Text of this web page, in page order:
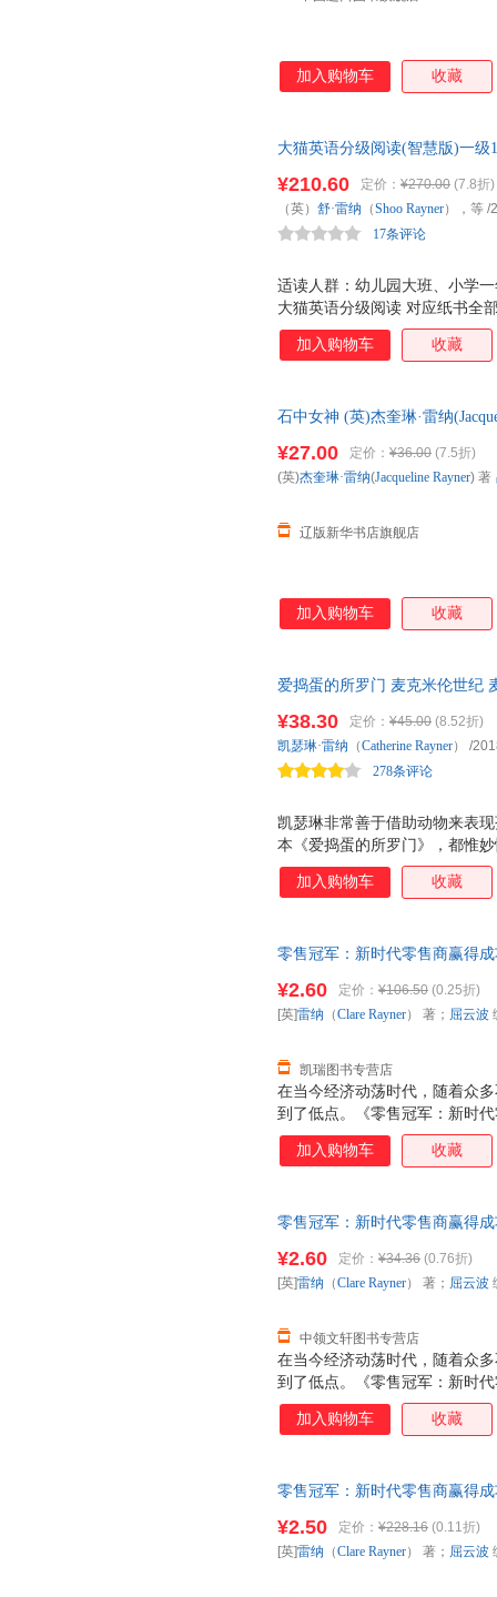
加入购物车 收藏
大猫英语分级阅读(智慧版)一级
读；“听、看、读、练、说、评
英语阅读提供有效解决方案！
适读人群：幼儿园大班、小学
大猫英语分级阅读 对应纸书全
大模块，即听音频、看动画、
数字化模块的设计帮助孩子实
打造，该系列读物主题丰富，
分级，包含故事类和百科类两
研通 点读笔使用），边听边学
¥210.60 定价： ¥270.00 (7.8折)
17条评论
（英） 舒·雷纳 （Shoo Rayner），等 /
加入购物车 收藏
石中女神 (英)杰奎琳·雷纳
¥27.00 定价： ¥36.00 (7.5折)
辽版新华书店旗舰店
(英)杰奎琳·雷纳(Jacqueline Rayner) 著
加入购物车 收藏
爱捣蛋的所罗门 麦克米伦世纪
凯瑟琳非常善于借助动物来表
本《爱捣蛋的所罗门》，都惟
的一面，她通过细致地描绘动
也展现的一览无余。 家长们看
也期待能遇到另一个 捣蛋鬼 ！
故事已经达到高潮，所罗门将
正的高潮和彩蛋在后呢，刚才
¥38.30 定价： ¥45.00 (8.52折)
278条评论
凯瑟琳·雷纳 （Catherine Rayner） /
加入购物车 收藏
零售冠军：新时代零售商赢得
换】
在当今经济动荡时代，随着众
到了低点。《零售冠军：新时
济动荡时代的零售商们提供了
·明确目标和使命 ·定位 ·找到
金步骤》中每一个步骤分别以
很多实用的阅读资源和模板，
去。
¥2.60 定价： ¥106.50 (0.25折)
凯瑞图书专营店
[英]雷纳 （Clare Rayner） 著； 屈云波
加入购物车 收藏
零售冠军：新时代零售商赢得
无理由退换】
在当今经济动荡时代，随着众
到了低点。《零售冠军：新时
济动荡时代的零售商们提供了
·明确目标和使命 ·定位 ·找到
金步骤》中每一个步骤分别以
很多实用的阅读资源和模板，
去。
¥2.60 定价： ¥34.36 (0.76折)
中领文轩图书专营店
[英]雷纳 （Clare Rayner） 著； 屈云波
加入购物车 收藏
零售冠军：新时代零售商赢得
换】
¥2.50 定价： ¥228.16 (0.11折)
[英]雷纳 （Clare Rayner） 著； 屈云波